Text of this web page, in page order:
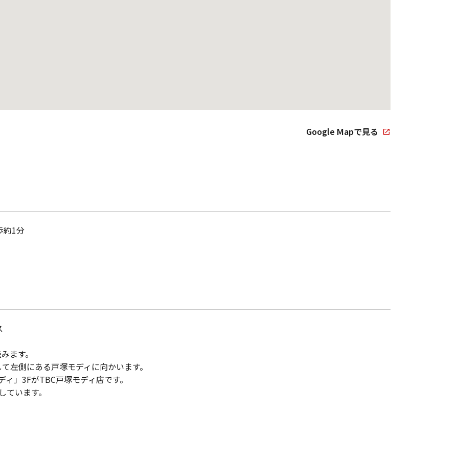
Google Mapで見る
約1分
ます。
左側にある戸塚モディに向かいます。
」3FがTBC戸塚モディ店です。
います。